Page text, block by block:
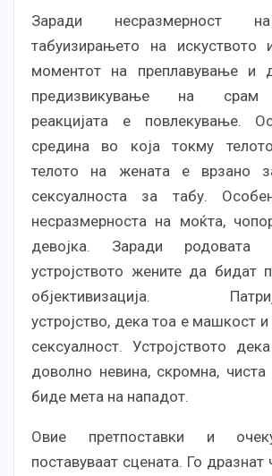
Заради несразмерност
табуизирањето на искуството
моментот на преплавување и
предизвикување на срам
реакцијата е повлекување.
средина во која токму
телото на жената е врзано
сексуалноста за табу.
несразмерноста на моќта,
девојка. Заради родовата
устројството жените да бидат
објективизација.
устројство, дека тоа е машкост
сексуалност. Устројството
доволно невина, скромна,
биде мета на нападот.
Овие претпоставки и
поставуваат сцената. Го дразнат